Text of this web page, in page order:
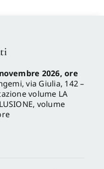
2026, ore
via Giulia, 142 –
volume LA
volume